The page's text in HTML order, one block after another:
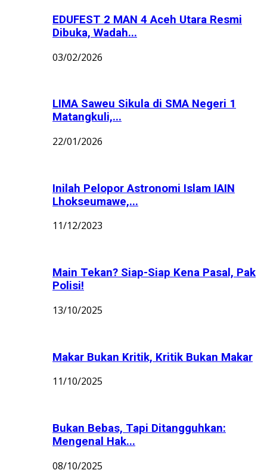
EDUFEST 2 MAN 4 Aceh Utara Resmi
Dibuka, Wadah...
03/02/2026
LIMA Saweu Sikula di SMA Negeri 1
Matangkuli,...
22/01/2026
Inilah Pelopor Astronomi Islam IAIN
Lhokseumawe,...
11/12/2023
Main Tekan? Siap-Siap Kena Pasal, Pak
Polisi!
13/10/2025
Makar Bukan Kritik, Kritik Bukan Makar
11/10/2025
Bukan Bebas, Tapi Ditangguhkan:
Mengenal Hak...
08/10/2025